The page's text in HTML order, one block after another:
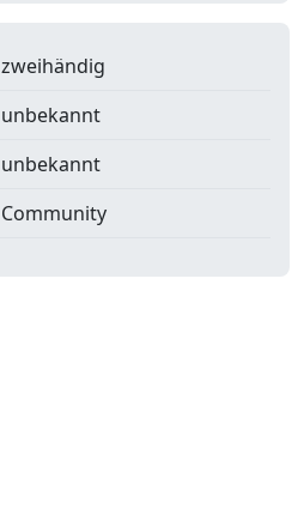
zweihändig
unbekannt
unbekannt
Community